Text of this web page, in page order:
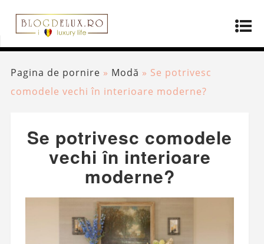
Pagina de pornire » Modă » Se potrivesc
comodele vechi în interioare moderne?
Se potrivesc comodele
vechi în interioare
moderne?